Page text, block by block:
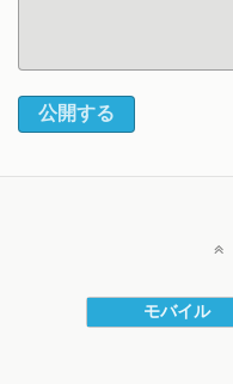
公開する
モバイル